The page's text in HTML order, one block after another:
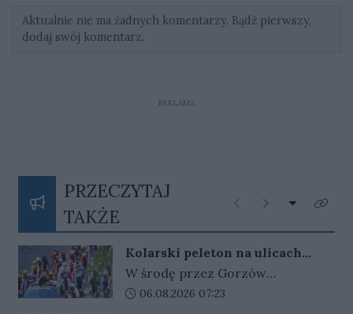
Aktualnie nie ma żadnych komentarzy. Bądź pierwszy,
dodaj swój komentarz.
REKLAMA
PRZECZYTAJ
TAKŻE
Poprzednie
Następne
Rozwiń
Kliknij
Kolarski peleton na ulicach
Gorzowa
W środę przez Gorzów
przejechali uczestnicy Tour de
Data dodania artykułu:
06.08.2026 07:23